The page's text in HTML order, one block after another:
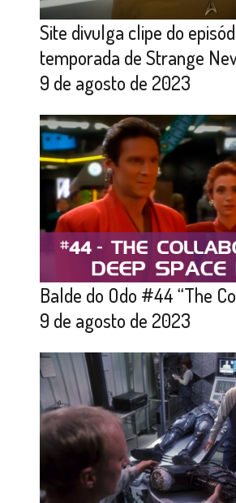
Site divulga clipe do
temporada de Strange
9 de agosto de 2023
Balde do Odo #44 “The
9 de agosto de 2023